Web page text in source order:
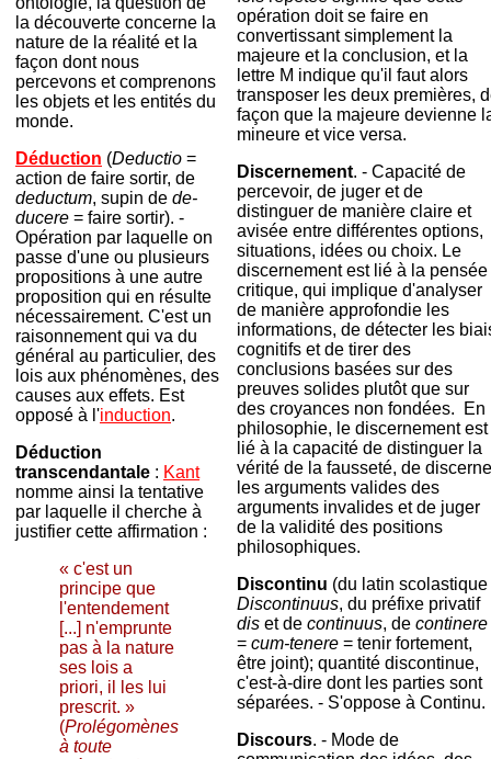
la découverte concerne la
nature de la réalité et la
façon dont nous
percevons et comprenons
les objets et les entités du
monde.
Déduction (Deductio =
action de faire sortir, de
deductum, supin de de-
ducere = faire sortir). -
Opération par laquelle on
passe d'une ou plusieurs
propositions à une autre
proposition qui en résulte
nécessairement. C'est un
raisonnement qui va du
général au particulier, des
lois aux phénomènes, des
causes aux effets. Est
opposé à l'induction.
Déduction
transcendantale : Kant
nomme ainsi la tentative
par laquelle il cherche à
justifier cette affirmation :
« c'est un
principe que
l'entendement
[...] n'emprunte
pas à la nature
ses lois a
priori, il les lui
prescrit. »
(Prolégomènes
à toute
opération doit se faire en
convertissant simplement la
majeure et la conclusion, et la
lettre M indique qu'il faut alors
transposer les deux premières,
façon que la majeure devienne
mineure et vice versa.
Discernement. - Capacité de
percevoir, de juger et de
distinguer de manière claire et
avisée entre différentes options,
situations, idées ou choix. Le
discernement est lié à la pensée
critique, qui implique d'analyser
de manière approfondie les
informations, de détecter les
cognitifs et de tirer des
conclusions basées sur des
preuves solides plutôt que sur
des croyances non fondées. En
philosophie, le discernement est
lié à la capacité de distinguer la
vérité de la fausseté, de
les arguments valides des
arguments invalides et de juger
de la validité des positions
philosophiques.
Discontinu (du latin scolastique
Discontinuus, du préfixe privatif
dis et de continuus, de continere
= cum-tenere = tenir fortement,
être joint); quantité discontinue,
c'est-à-dire dont les parties sont
séparées. - S'oppose à Continu.
Discours. - Mode de